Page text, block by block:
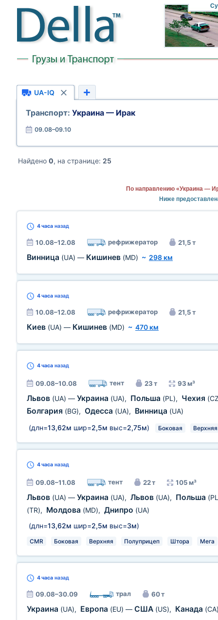
UA-IQ
Транспорт: Украина — Ирак
09.08–09.10
Найдено 0, на странице: 25
По направлению «Украина —
Ниже
4 часа назад
10.08–12.08 рефрижератор 21,5 т
Винница (UA) — Кишинев (MD) ~ 298 км
4 часа назад
10.08–12.08 рефрижератор 21,5 т
Киев (UA) — Кишинев (MD) ~ 470 км
4 часа назад
09.08–10.08 тент 23 т 93 м³
Львов (UA) — Украина (UA), Польша (PL), Чехия
Болгария (BG), Одесса (UA), Винница (UA)
(длн=13,62м шир=2,5м выс=2,75м) Боковая Верхняя
4 часа назад
09.08–11.08 тент 22 т 105 м³
Львов (UA) — Украина (UA), Львов (UA), Польша
(TR), Молдова (MD), Днипро (UA)
(длн=13,62м шир=2,5м выс=3м)
CMR Боковая Верхняя Полуприцеп Штора Мега
4 часа назад
09.08–30.09 трал 60 т
Украина (UA), Европа (EU) — США (US), Канада